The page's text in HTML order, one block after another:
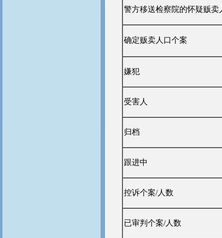
警方移送检察院的怀疑贩卖
确定贩卖人口个案
嫌犯
受害人
归档
跟进中
控诉个案/人数
已审判个案/人数